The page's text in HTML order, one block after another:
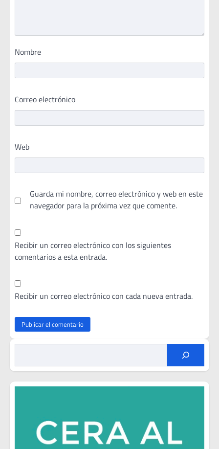
Nombre
Correo electrónico
Web
Guarda mi nombre, correo electrónico y web en este
navegador para la próxima vez que comente.
Recibir un correo electrónico con los siguientes
comentarios a esta entrada.
Recibir un correo electrónico con cada nueva entrada.